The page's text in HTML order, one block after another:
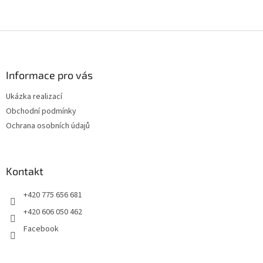
Informace pro vás
Ukázka realizací
Obchodní podmínky
Ochrana osobních údajů
Kontakt
+420 775 656 681
+420 606 050 462
Facebook